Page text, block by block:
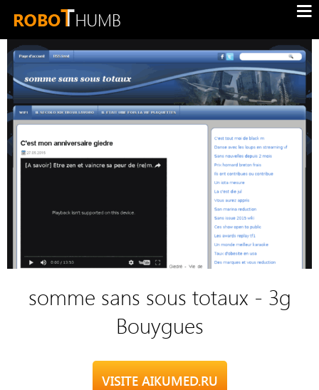
somme sans sous totaux - 3g
Bouygues
VISITE AIKUMED.RU